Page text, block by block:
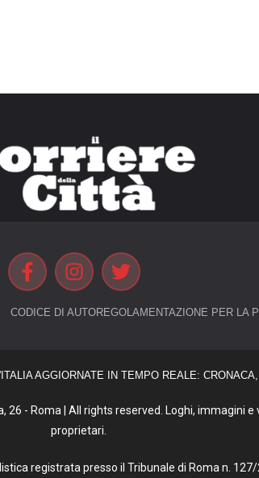
CODICE DI AUTOREGOLAMENTAZIONE PER LA
AGGIORNATE IN TEMPO REALE:
- Roma | All rights reserved. Loghi, immagini
proprietari.
registrata presso il Tribunale di Roma n.